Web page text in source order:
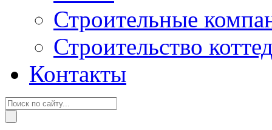
Строительные
Строительство
Контакты